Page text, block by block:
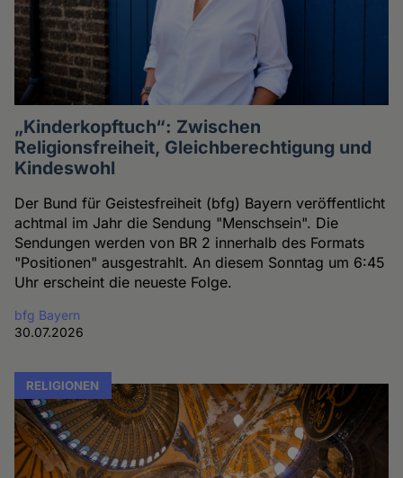
„Kinderkopftuch“: Zwischen
Religionsfreiheit, Gleichberechtigung und
Kindeswohl
Der Bund für Geistesfreiheit (bfg) Bayern veröffentlicht
achtmal im Jahr die Sendung "Menschsein". Die
Sendungen werden von BR 2 innerhalb des Formats
"Positionen" ausgestrahlt. An diesem Sonntag um 6:45
Uhr erscheint die neueste Folge.
bfg Bayern
30.07.2026
RELIGIONEN